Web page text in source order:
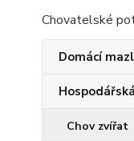
Chovatelské
Domácí
Chov zvířat